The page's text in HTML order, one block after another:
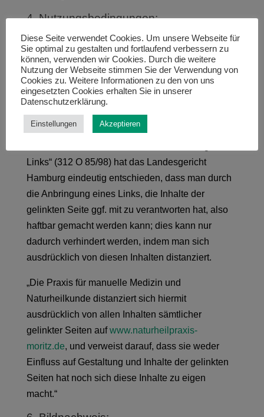
4. Nutzungsbedingungen:
Die Inhalte (Text- und Bildmaterial) werden
Internet-Nutzern ausschließlich zum privaten,
eigenen Gebrauch zur Verfügung gestellt. Jede
gewerbliche Nutzung der Inhalte dieses Online-
Angebotes ist unzulässig.
5. Haftung für Links:
Links“ (312 O 85/98) hat das Landesgericht
Hamburg eindeutig entschieden, dass man durch
die Anbringung eines Links, die Inhalte der
gelinkten Seite ggf. mit zu verantworten hat, also
haftbar gemacht werden kann; dies kann nur
dadurch verhindert werden, indem man sich
ausdrücklich von diesen Inhalten distanziert.
„Die Praxis für manuelle Medizin und
Naturheilkunde distanziert sich hiermit
ausdrücklich von allen Inhalten sämtlicher
gelinkter Seiten aufwww.naturheilpraxis-
moritz.de, und verweist darauf, dass sie weder
Einfluss auf Gestaltung und Inhalte der gelinkten
Seiten hat noch sich diese Inhalte zu eigen
macht.“
Diese Seite verwendet Cookies. Um unsere Webseite für
Sie optimal zu gestalten und fortlaufend verbessern zu
können, verwenden wir Cookies. Durch die weitere
Nutzung der Webseite stimmen Sie der Verwendung von
Cookies zu. Weitere Informationen zu den von uns
eingesetzten Cookies erhalten Sie in unserer
Datenschutzerklärung.
Einstellungen Akzeptieren